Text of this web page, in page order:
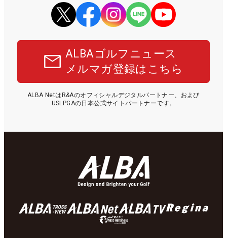
ALBAゴルフニュース
メルマガ登録はこちら
ALBA NetはR&Aのオフィシャルデジタルパートナー、および
USLPGAの日本公式サイトパートナーです。